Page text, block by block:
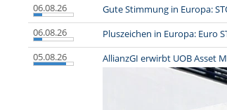
06.08.26
Gute Stimmung in Europa:
06.08.26
Pluszeichen in Europa: Euro
05.08.26
AllianzGI erwirbt UOB Asset